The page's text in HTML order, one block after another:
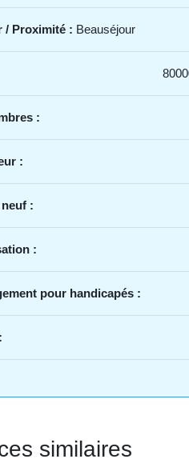
/ Proximité : Beauséjour
:
:
:
:
pour handicapés :
similaires